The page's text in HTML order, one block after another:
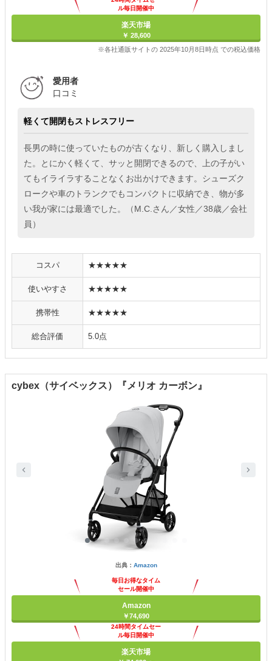
ル毎日開催中
楽天市場
￥ 28,600
※各社通販サイトの 2025年10月8日時点 での税込価格
愛用者
口コミ
軽くて開閉もストレスフリー
長男の時に使っていたものが古くなり、新しく購入しまし
た。とにかく軽くて、サッと開閉できるので、上の子がい
てもイライラすることなくお出かけできます。シューズク
ロークや車のトランクでもコンパクトに収納でき、物が多
い我が家には最適でした。（M.C.さん／女性／38歳／会社
員）
コスパ ★★★★★
使いやすさ ★★★★★
携帯性 ★★★★★
総合評価 5.0点
cybex（サイベックス）『メリオ カーボン』
出典： Amazon
毎日お得なタイム
セール開催中
Amazon
￥74,690
24時間タイムセー
ル毎日開催中
楽天市場